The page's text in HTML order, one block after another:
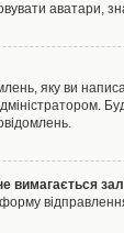
аватари,
яку ви
вимагається